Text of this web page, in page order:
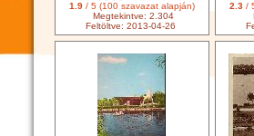
1.9/ 5 (100 szavazat alapján)
Megtekintve: 2.304
Feltöltve: 2013-04-26
2.3/